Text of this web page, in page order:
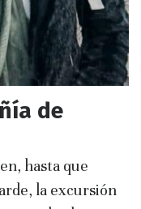
de
hasta que
la excursión